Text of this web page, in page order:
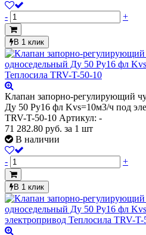
- +
В 1 клик
Клапан запорно-регулирующий
Ду 50 Ру16 фл Kvs=10м3/ч под
TRV-T-50-10 Артикул: -
71 282.80 руб. за 1 шт
В наличии
- +
В 1 клик